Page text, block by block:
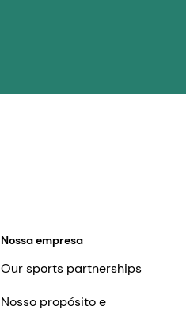
Nossa empresa
Our sports partnerships
Nosso propósito e